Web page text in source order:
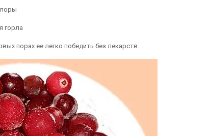
горла
порах ее легко победить без лекарств.